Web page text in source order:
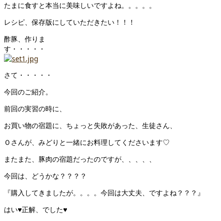
たまに食すと本当に美味しいですよね。。。。。
レシピ、保存版にしていただきたい！！！
酢豚、作りま
す・・・・・
さて・・・・・
今回のご紹介。
前回の実習の時に、
お買い物の宿題に、ちょっと失敗があった、生徒さん、
Ｏさんが、みどりと一緒にお料理してくださいます♡
またまた、豚肉の宿題だったのですが、、、、、
今回は、どうかな？？？？
『購入してきましたが。。。。今回は大丈夫、ですよね？？？』
はい♥正解、でした♥